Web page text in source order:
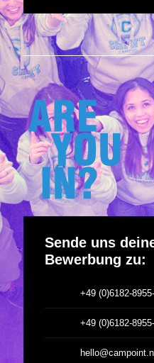
Sende uns
Bewerbung zu:
+49 (0)6182-
+49 (0)6182-